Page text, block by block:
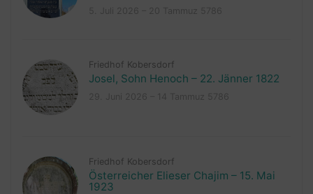
Friedhof Kobersdorf
Josel, Sohn Henoch – 22. Jänner 1822
Friedhof Kobersdorf
Österreicher Elieser Chajim – 15. Mai
1923